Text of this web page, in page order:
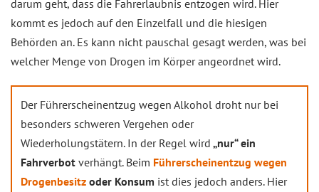
darum geht, dass die Fahrerlaubnis entzogen wird. Hier
kommt es jedoch auf den Einzelfall und die hiesigen
Behörden an. Es kann nicht pauschal gesagt werden, was bei
welcher Menge von Drogen im Körper angeordnet wird.
Der Führerscheinentzug wegen Alkohol droht nur bei
besonders schweren Vergehen oder
Wiederholungstätern. In der Regel wird „nur“ ein
Fahrverbot verhängt. Beim Führerscheinentzug wegen
Drogenbesitz oder Konsum ist dies jedoch anders. Hier